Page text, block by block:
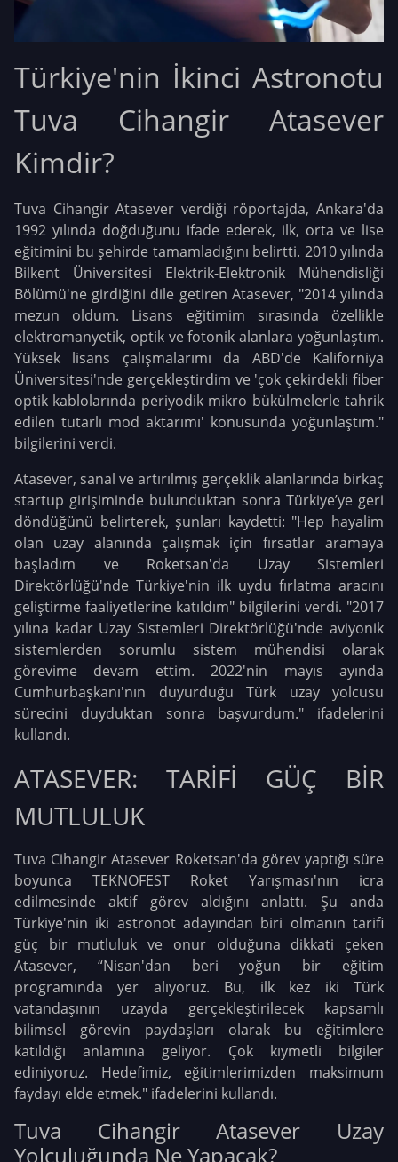
Türkiye'nin İkinci Astronotu
Tuva Cihangir Atasever
Kimdir?
Tuva Cihangir Atasever verdiği röportajda, Ankara'da
1992 yılında doğduğunu ifade ederek, ilk, orta ve lise
eğitimini bu şehirde tamamladığını belirtti. 2010 yılında
Bilkent Üniversitesi Elektrik-Elektronik Mühendisliği
Bölümü'ne girdiğini dile getiren Atasever, "2014 yılında
mezun oldum. Lisans eğitimim sırasında özellikle
elektromanyetik, optik ve fotonik alanlara yoğunlaştım.
Yüksek lisans çalışmalarımı da ABD'de Kaliforniya
Üniversitesi'nde gerçekleştirdim ve 'çok çekirdekli fiber
optik kablolarında periyodik mikro bükülmelerle tahrik
edilen tutarlı mod aktarımı' konusunda yoğunlaştım."
bilgilerini verdi.
Atasever, sanal ve artırılmış gerçeklik alanlarında birkaç
startup girişiminde bulunduktan sonra Türkiye’ye geri
döndüğünü belirterek, şunları kaydetti: "Hep hayalim
olan uzay alanında çalışmak için fırsatlar aramaya
başladım ve Roketsan'da Uzay Sistemleri
Direktörlüğü'nde Türkiye'nin ilk uydu fırlatma aracını
geliştirme faaliyetlerine katıldım" bilgilerini verdi. "2017
yılına kadar Uzay Sistemleri Direktörlüğü'nde aviyonik
sistemlerden sorumlu sistem mühendisi olarak
görevime devam ettim. 2022'nin mayıs ayında
Cumhurbaşkanı'nın duyurduğu Türk uzay yolcusu
sürecini duyduktan sonra başvurdum." ifadelerini
kullandı.
ATASEVER: TARİFİ GÜÇ BİR
MUTLULUK
Tuva Cihangir Atasever Roketsan'da görev yaptığı süre
boyunca TEKNOFEST Roket Yarışması'nın icra
edilmesinde aktif görev aldığını anlattı. Şu anda
Türkiye'nin iki astronot adayından biri olmanın tarifi
güç bir mutluluk ve onur olduğuna dikkati çeken
Atasever, “Nisan'dan beri yoğun bir eğitim
programında yer alıyoruz. Bu, ilk kez iki Türk
vatandaşının uzayda gerçekleştirilecek kapsamlı
bilimsel görevin paydaşları olarak bu eğitimlere
katıldığı anlamına geliyor. Çok kıymetli bilgiler
ediniyoruz. Hedefimiz, eğitimlerimizden maksimum
faydayı elde etmek." ifadelerini kullandı.
Tuva Cihangir Atasever Uzay
Yolculuğunda Ne Yapacak?